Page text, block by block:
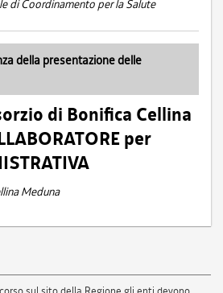
di Coordinamento per la Salute
della presentazione delle
di Bonifica Cellina
per
Meduna